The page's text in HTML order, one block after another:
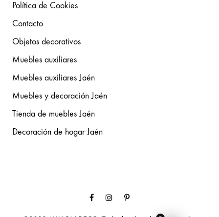
Política de Cookies
Contacto
Objetos decorativos
Muebles auxiliares
Muebles auxiliares Jaén
Muebles y decoración Jaén
Tienda de muebles Jaén
Decoración de hogar Jaén
FacebookInstagramPinterest